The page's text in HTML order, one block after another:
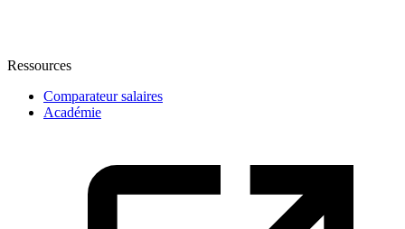
Ressources
Comparateur salaires
Académie